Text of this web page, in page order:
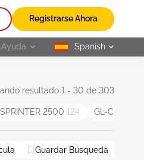
Registrarse Ahora
selected
Spanish
resultado 1 - 30 de 303
SPRINTER 2500 124 GL-Class
Guardar Búsqueda